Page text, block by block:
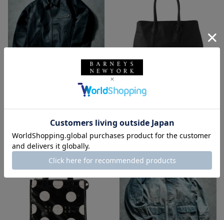
ELLM ホースレザーブルゾン
¥165,000
BARNEYS NEW YORK
4 colors